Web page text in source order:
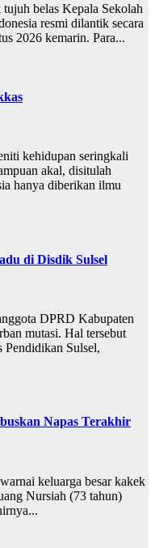
belas Kepala Sekolah
resmi dilantik secara
2026 kemarin. Para...
kehidupan seringkali
akal, disitulah
hanya diberikan ilmu
di Disdik Sulsel
DPRD Kabupaten
mutasi. Hal tersebut
Pendidikan Sulsel,
Napas Terakhir
keluarga besar kakek
Nursiah (73 tahun)